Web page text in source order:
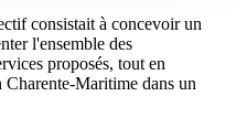
consistait à concevoir un
l'ensemble des
proposés, tout en
Maritime dans un